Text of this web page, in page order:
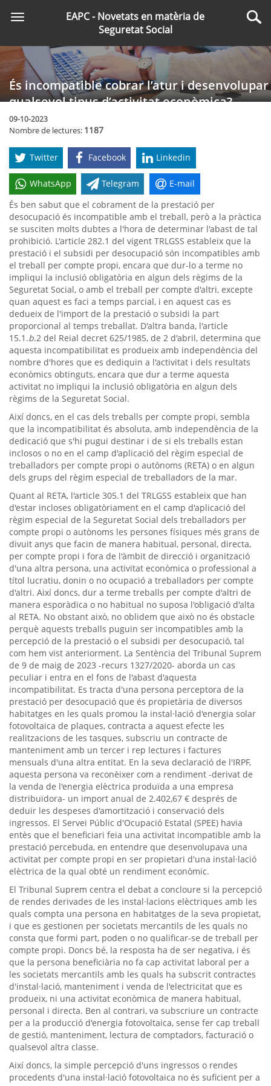
principal
Toggle
EAPC - Novetats en matèria de
Seguretat Social
És incompatible cobrar l’atur i desenvolupar
qualsevol tipus d’activitat econòmica?
09-10-2023
Nombre de lectures: 1187
Twitter Facebook Linkedin
WhatsApp Telegram
E-mail
És ben sabut que el cobrament de la prestació per
desocupació és incompatible amb el treball, però a la pràctica
se susciten molts dubtes a l'hora de determinar l'abast de tal
prohibició. L'article 282.1 del vigent TRLGSS estableix que la
prestació i el subsidi per desocupació són incompatibles amb
el treball per compte propi, encara que dur-lo a terme no
impliqui la inclusió obligatòria en algun dels règims de la
Seguretat Social, o amb el treball per compte d'altri, excepte
quan aquest es faci a temps parcial, i en aquest cas es
dedueix de l'import de la prestació o subsidi la part
proporcional al temps treballat. D'altra banda, l'article
15.1.b.2 del Reial decret 625/1985, de 2 d'abril, determina que
aquesta incompatibilitat es produeix amb independència del
nombre d'hores que es dediquin a l'activitat i dels resultats
econòmics obtinguts, encara que dur a terme aquesta
activitat no impliqui la inclusió obligatòria en algun dels
règims de la Seguretat Social.
Així doncs, en el cas dels treballs per compte propi, sembla
que la incompatibilitat és absoluta, amb independència de la
dedicació que s'hi pugui destinar i de si els treballs estan
inclosos o no en el camp d'aplicació del règim especial de
treballadors per compte propi o autònoms (RETA) o en algun
dels grups del règim especial de treballadors de la mar.
Quant al RETA, l'article 305.1 del TRLGSS estableix que han
d'estar incloses obligatòriament en el camp d'aplicació del
règim especial de la Seguretat Social dels treballadors per
compte propi o autònoms les persones físiques més grans de
divuit anys que facin de manera habitual, personal, directa,
per compte propi i fora de l'àmbit de direcció i organització
d'una altra persona, una activitat econòmica o professional a
títol lucratiu, donin o no ocupació a treballadors per compte
d'altri. Així doncs, dur a terme treballs per compte d'altri de
manera esporàdica o no habitual no suposa l'obligació d'alta
al RETA. No obstant això, no oblidem que això no és obstacle
perquè aquests treballs puguin ser incompatibles amb la
percepció de la prestació o el subsidi per desocupació, tal
com hem vist anteriorment. La Sentència del Tribunal Suprem
de 9 de maig de 2023 -recurs 1327/2020- aborda un cas
peculiar i entra en el fons de l'abast d'aquesta
incompatibilitat. Es tracta d'una persona perceptora de la
prestació per desocupació que és propietària de diversos
habitatges en les quals promou la instal·lació d'energia solar
fotovoltaica de plaques, contracta a aquest efecte les
realitzacions de les tasques, subscriu un contracte de
manteniment amb un tercer i rep lectures i factures
mensuals d'una altra entitat. En la seva declaració de l'IRPF,
aquesta persona va reconèixer com a rendiment -derivat de
la venda de l'energia elèctrica produïda a una empresa
distribuïdora- un import anual de 2.402,67 € després de
deduir les despeses d'amortització i conservació dels
ingressos. El Servei Públic d'Ocupació Estatal (SPEE) havia
entès que el beneficiari feia una activitat incompatible amb la
prestació percebuda, en entendre que desenvolupava una
activitat per compte propi en ser propietari d'una instal·lació
elèctrica de la qual obté un rendiment econòmic.
El Tribunal Suprem centra el debat a concloure si la percepció
de rendes derivades de les instal·lacions elèctriques amb les
quals compta una persona en habitatges de la seva propietat,
i que es gestionen per societats mercantils de les quals no
consta que formi part, poden o no qualificar-se de treball per
compte propi. Doncs bé, la resposta ha de ser negativa, i és
que la persona beneficiària no fa cap activitat laboral per a
les societats mercantils amb les quals ha subscrit contractes
d'instal·lació, manteniment i venda de l'electricitat que es
produeix, ni una activitat econòmica de manera habitual,
personal i directa. Ben al contrari, va subscriure un contracte
per a la producció d'energia fotovoltaica, sense fer cap treball
de gestió, manteniment, lectura de comptadors, facturació o
qualsevol altra classe.
Així doncs, la simple percepció d'uns ingressos o rendes
procedents d'una instal·lació fotovoltaica no és suficient per a